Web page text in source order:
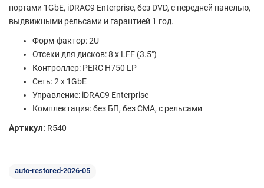
портами 1GbE, iDRAC9 Enterprise, без DVD, с передней панелью,
выдвижными рельсами и гарантией 1 год.
Форм-фактор: 2U
Отсеки для дисков: 8 x LFF (3.5")
Контроллер: PERC H750 LP
Сеть: 2 x 1GbE
Управление: iDRAC9 Enterprise
Комплектация: без БП, без CMA, с рельсами
Артикул: R540
auto-restored-2026-05